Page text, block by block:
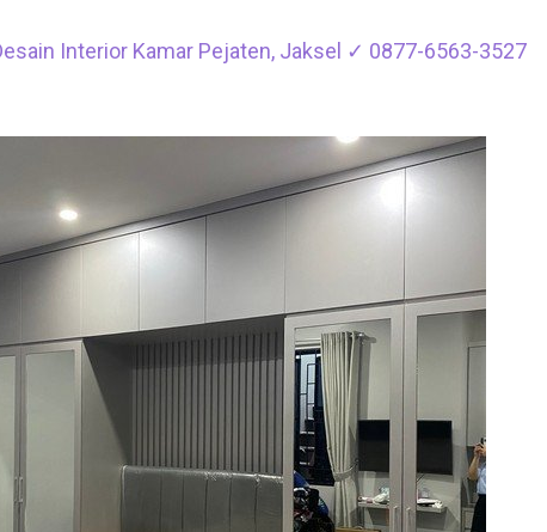
Interior Kamar Pejaten, Jaksel ✓ 0877-6563-3527